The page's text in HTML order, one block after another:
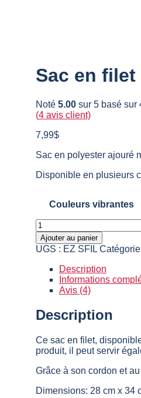
Sac en
Noté 5.00sur 5 basé sur
(4avis client)
7,99$
Sac en polyester ajouré
Disponible en plusieurs
Couleurs vibrantes
quantité
de
Sac
en
coloré
avec
attache
Écolozone
Ajouter au panier
UGS : EZ SFIL
Description
Informations
Avis (4)
Description
Ce sac en filet,
produit, il peut servir
Grâce à son cordon et
Dimensions: 28 cm x 34